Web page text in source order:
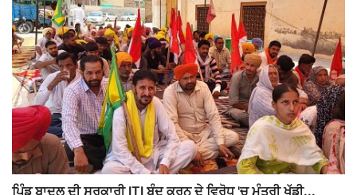
ਪਿੰਡ ਬਾਦਲ ਦੀ ਸਰਕਾਰੀ ITI ਬੰਦ ਕਰਨ ਦੇ ਵਿਰੋਧ 'ਚ ਮੰਤਰੀ ਖੁੱਡੀ...